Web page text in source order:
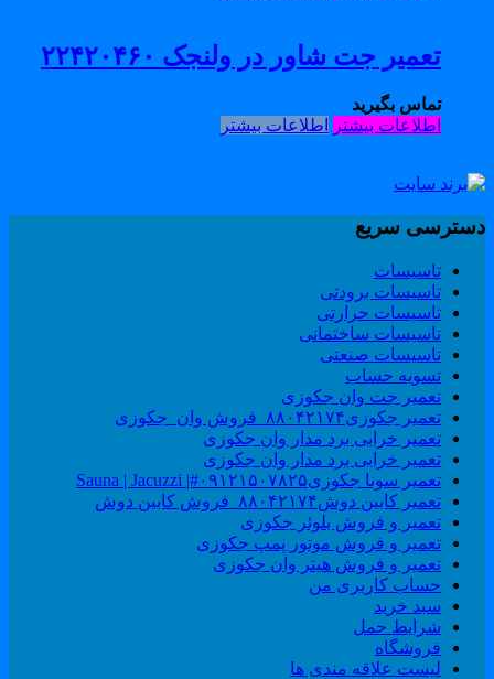
تعمیر جت شاور در ولنجک ۲۲۴۲۰۴۶۰
تماس بگیرید
اطلاعات بیشتر اطلاعات بیشتر
سریع
تاسیسات
تاسیسات برودتی
تاسیسات حرارتی
تاسیسات ساختمانی
تاسیسات صنعتی
تسویه حساب
تعمیر جت وان جکوزی
تعمیر جکوزی۸۸۰۴۲۱۷۴_فروش وان_جکوزی
تعمیر خرابی برد مدار وان جکوزی
تعمیر خرابی برد مدار وان جکوزی
تعمیر سونا جکوزی۰۹۱۲۱۵۰۷۸۲۵#| Sauna | Jacuzzi
تعمیر کابین دوش۸۸۰۴۲۱۷۴_فروش کابین دوش
تعمیر و فروش بلوئر جکوزی
تعمیر و فروش موتور پمپ جکوزی
تعمیر و فروش هیتر وان جکوزی
حساب کاربری من
سبد خرید
شرایط حمل
فروشگاه
لیست علاقه مندی ها